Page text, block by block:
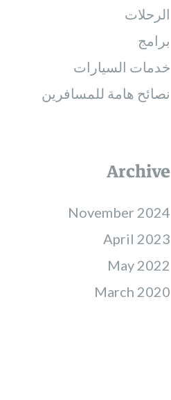
الرحلات
برامج
خدمات السيارات
نصائح هامة للمسافرين
Archive
November 2024
April 2023
May 2022
March 2020